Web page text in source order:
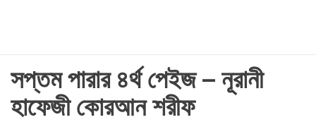
সপ্তম পারার ৪র্থ পেইজ – নূরানী
হাফেজী কোরআন শরীফ